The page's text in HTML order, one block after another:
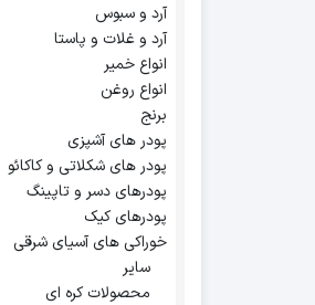
آرد و سبوس
آرد و غلات و پاستا
انواع خمیر
انواع روغن
برنج
پودر های آشپزی
پودر های شکلاتی و کاکائو
پودرهای دسر و تاپینگ
پودرهای کیک
خوراکی های آسیای شرقی
سایر
محصولات کره ای